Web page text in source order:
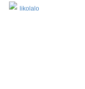
likolalo